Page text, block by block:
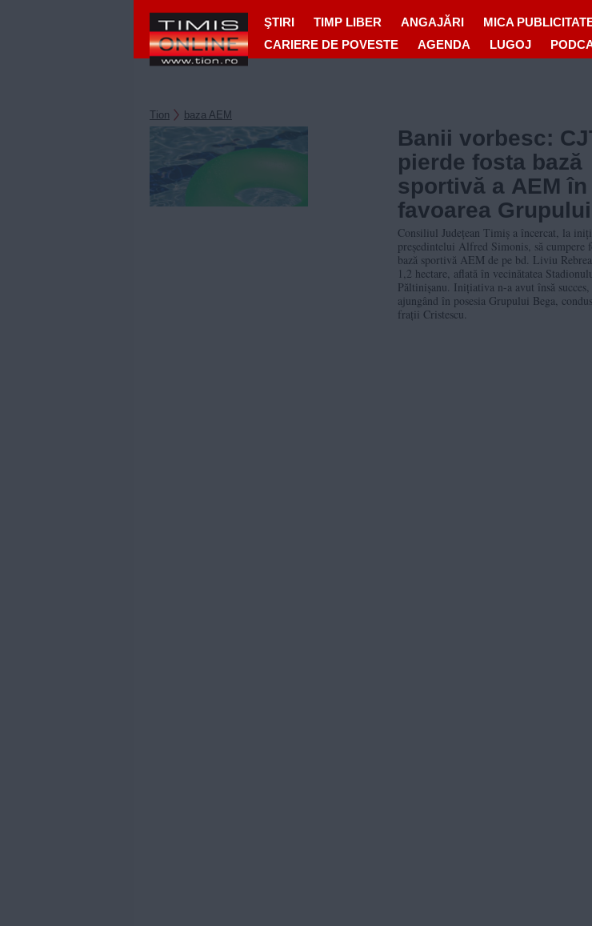
ŞTIRI TIMP LIBER ANGAJĂRI MICA
CARIERE DE POVESTE
AGENDA LUGOJ
Tion baza AEM
Banii vorbesc:
pierde fosta bază
sportivă a AEM în
favoarea Grupului
Bega
Consiliul Județean Timiș a încercat, la
președintelui Alfred Simonis, să cumpere
bază sportivă AEM de pe bd. Liviu
1,2 hectare, aflată în vecinătatea
Păltinișanu. Inițiativa n-a avut însă succes,
ajungând în posesia Grupului Bega,
frații Cristescu.